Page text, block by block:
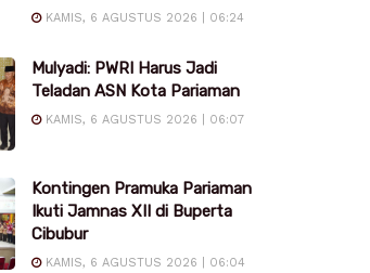
KAMIS, 6 AGUSTUS 2026 | 06:24
Mulyadi: PWRI Harus Jadi
Teladan ASN Kota Pariaman
KAMIS, 6 AGUSTUS 2026 | 06:07
Kontingen Pramuka Pariaman
Ikuti Jamnas XII di Buperta
Cibubur
KAMIS, 6 AGUSTUS 2026 | 06:04